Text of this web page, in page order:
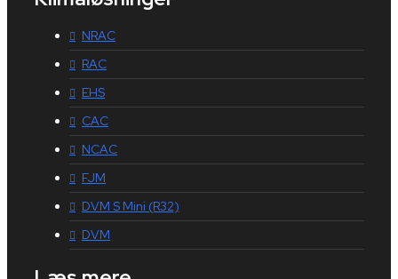
NRAC
RAC
EHS
CAC
NCAC
FJM
DVM S Mini (R32)
DVM